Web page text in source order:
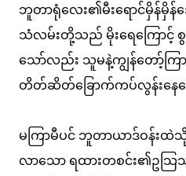
ဘူတာရုံလေး၏မီးရောင်မှိန်မှိန်
သံလမ်းတို့သည် မိုးရေကြောင့်
သော်လည်း သူမနဲ့ကျွန်တော့်က
တိတ်ဆိတ်ခြောက်ကပ်လွန်းနေ
မကြာမီပင် ဘူတာယာဒ်ဝန်းထဲသို့
လာသော ရထားတစင်း၏ဥသ